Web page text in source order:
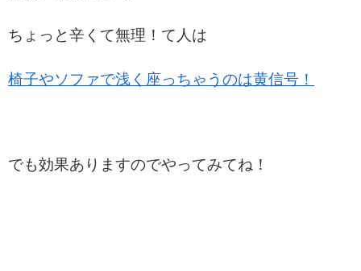
ちょっと辛くて無理！て人は
椅子やソファで浅く座っちゃうのは黄信号！
でも効果ありますのでやってみてね！